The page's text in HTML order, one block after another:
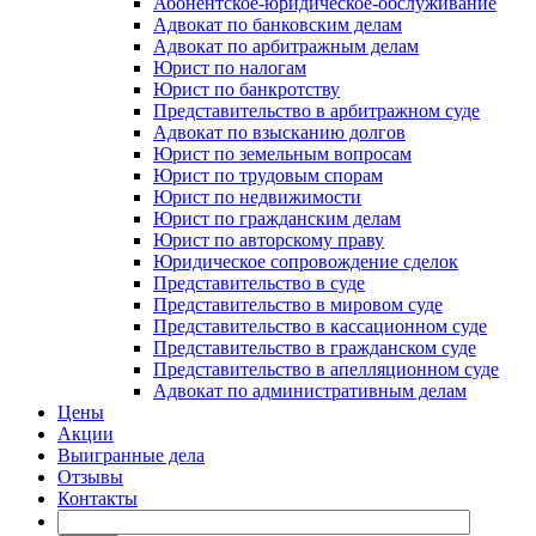
Адвокат по банковским делам
Адвокат по арбитражным делам
Юрист по налогам
Юрист по банкротству
Представительство в арбитражном суде
Адвокат по взысканию долгов
Юрист по земельным вопросам
Юрист по трудовым спорам
Юрист по недвижимости
Юрист по гражданским делам
Юрист по авторскому праву
Юридическое сопровождение сделок
Представительство в суде
Представительство в мировом суде
Представительство в кассационном суде
Представительство в гражданском суде
Представительство в апелляционном суде
Адвокат по административным делам
Цены
Акции
Выигранные дела
Отзывы
Контакты